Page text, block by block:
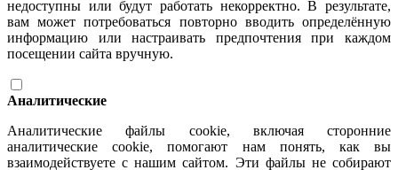
недоступны или будут работать некорректно. В результате,
вам может потребоваться повторно вводить определённую
информацию или настраивать предпочтения при каждом
посещении сайта вручную.
Аналитические
Аналитические файлы cookie, включая сторонние
аналитические cookie, помогают нам понять, как вы
взаимодействуете с нашим сайтом. Эти файлы не собирают